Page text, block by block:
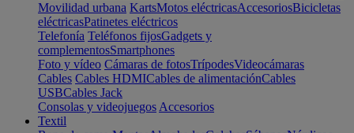
Movilidad urbana KartsMotos eléctricasAccesoriosBicicletas
eléctricasPatinetes eléctricos
Telefonía Teléfonos fijosGadgets y
complementosSmartphones
Foto y vídeo Cámaras de fotosTrípodesVideocámaras
Cables Cables HDMICables de alimentaciónCables
USBCables Jack
Consolas y videojuegos Accesorios
Textil